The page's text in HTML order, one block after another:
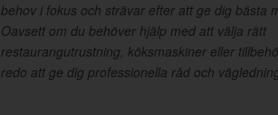
behov i fokus och strävar efter att ge dig bästa
Oavsett om du behöver hjälp med att välja rätt
restaurangutrustning, köksmaskiner eller
redo att ge dig professionella råd och